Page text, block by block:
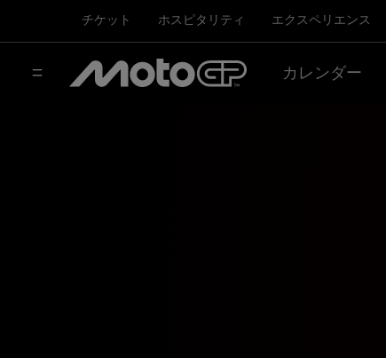
チケット ホスピタリティ エクスペリエンス
カレンダー